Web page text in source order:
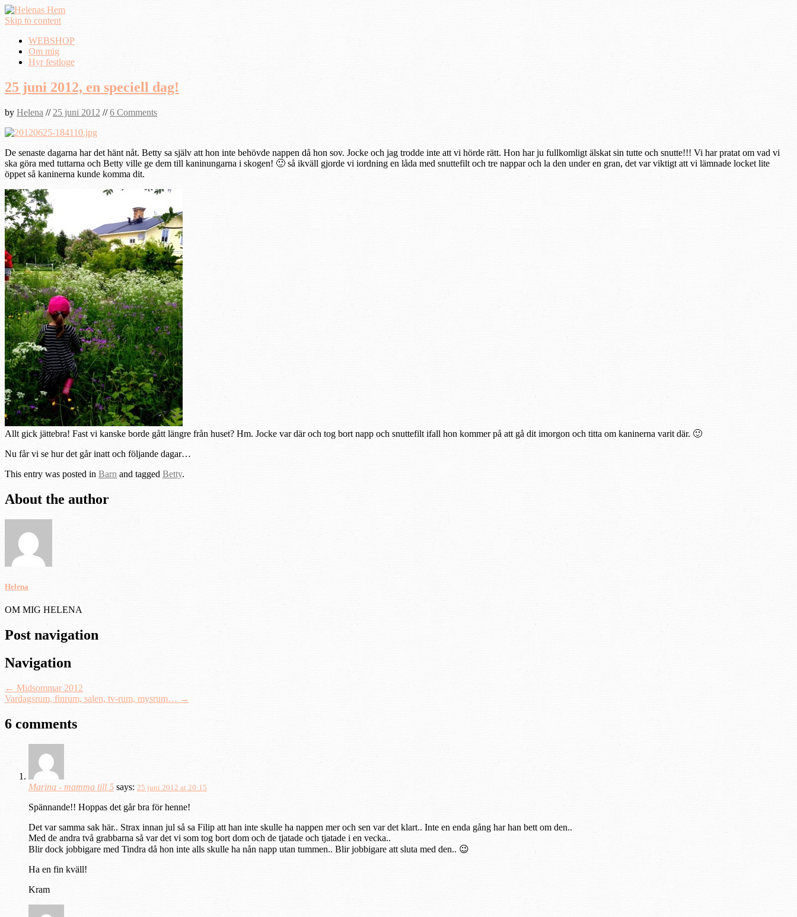
Skip to content
WEBSHOP
Om mig
Hyr festloge
25 juni 2012, en speciell dag!
by Helena // 25 juni 2012 //6 Comments
De senaste dagarna har det hänt nåt. Betty sa själv att hon inte behövde nappen då hon sov. Jocke och jag trodde inte att vi hörde rätt. Hon har ju fullkomligt älskat sin tutte och snutte!!! Vi har pratat om vad vi
ska göra med tuttarna och Betty ville ge dem till kaninungarna i skogen! 🙂 så ikväll gjorde vi iordning en låda med snuttefilt och tre nappar och la den under en gran, det var viktigt att vi lämnade locket lite
öppet så kaninerna kunde komma dit.
Allt gick jättebra! Fast vi kanske borde gått längre från huset? Hm. Jocke var där och tog bort napp och snuttefilt ifall hon kommer på att gå dit imorgon och titta om kaninerna varit där. 🙂
Nu får vi se hur det går inatt och följande dagar…
This entry was posted in Barn and tagged Betty.
About the author
Helena
OM MIG HELENA
Post navigation
Navigation
← Midsommar 2012
Vardagsrum, finrum, salen, tv-rum, mysrum… →
6 comments
Marina - mamma till 5 says: 25 juni 2012 at 20:15
Spännande!! Hoppas det går bra för henne!
Det var samma sak här.. Strax innan jul så sa Filip att han inte skulle ha nappen mer och sen var det klart.. Inte en enda gång har han bett om den..
Med de andra två grabbarna så var det vi som tog bort dom och de tjatade och tjatade i en vecka..
Blir dock jobbigare med Tindra då hon inte alls skulle ha nån napp utan tummen.. Blir jobbigare att sluta med den.. 😉
Ha en fin kväll!
Kram